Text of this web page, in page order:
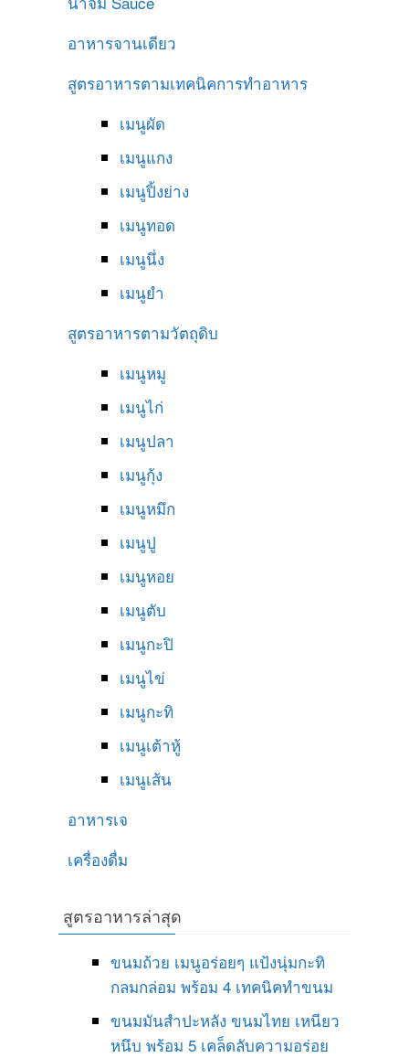
อาหารจานเดียว
สูตรอาหารตามเทคนิคการทำอาหาร
เมนูผัด
เมนูแกง
เมนูปิ้งย่าง
เมนูทอด
เมนูนึ่ง
เมนูยำ
สูตรอาหารตามวัตถุดิบ
เมนูหมู
เมนูไก่
เมนูปลา
เมนูกุ้ง
เมนูหมึก
เมนูปู
เมนูหอย
เมนูตับ
เมนูกะปิ
เมนูไข่
เมนูกะทิ
เมนูเต้าหู้
เมนูเส้น
อาหารเจ
เครื่องดื่ม
สูตรอาหารล่าสุด
ขนมถ้วย เมนูอร่อยๆ แป้งนุ่มกะทิ
กลมกล่อม พร้อม 4 เทคนิคทำขนม
ขนมมันสำปะหลัง ขนมไทย เหนียว
หนึบ พร้อม 5 เคล็ดลับความอร่อย